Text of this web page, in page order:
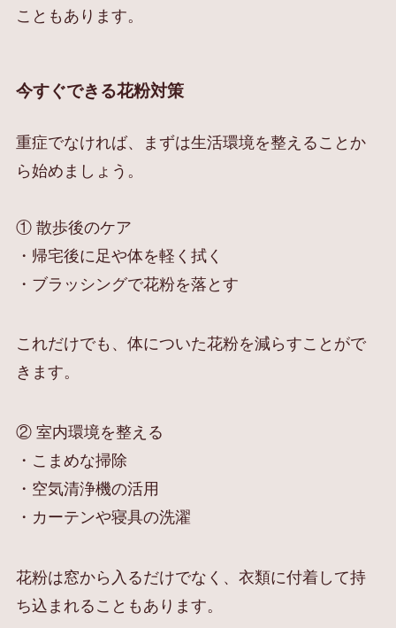
こともあります。
今すぐできる花粉対策
重症でなければ、まずは生活環境を整えることか
ら始めましょう。
① 散歩後のケア
・帰宅後に足や体を軽く拭く
・ブラッシングで花粉を落とす
これだけでも、体についた花粉を減らすことがで
きます。
② 室内環境を整える
・こまめな掃除
・空気清浄機の活用
・カーテンや寝具の洗濯
花粉は窓から入るだけでなく、衣類に付着して持
ち込まれることもあります。